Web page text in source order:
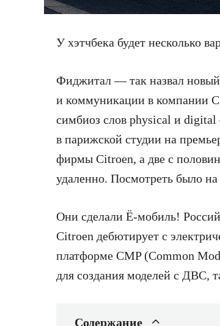
У хэтчбека будет несколько
Фиджитал — так назвал
и коммуникации в компании
симбиоз слов physical и
в парижской студии на
фирмы Citroen, а две с
удаленно. Посмотреть было на
Они сделали Ё-мобиль!
Citroen дебютирует с
платформе CMP (Common
для создания моделей с ДВС,
Содержание